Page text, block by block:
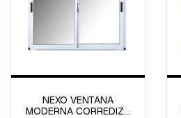
NEXO VENTANA
MODERNA CORREDIZA